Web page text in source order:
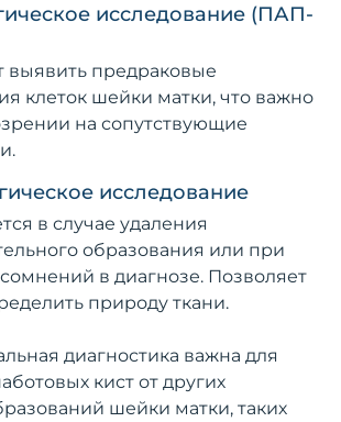
исследование (ПАП-
выявить предраковые
клеток шейки матки, что важно
на сопутствующие
исследование
в случае удаления
образования или при
в диагнозе. Позволяет
природу ткани.
диагностика важна для
кист от других
шейки матки, таких